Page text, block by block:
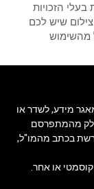
הזכויות
צילום שיש לכם
מהשימוש
מידע, לשדר או
חלק מהמתפרסם
בכתב מהמו"ל,
או אחר.